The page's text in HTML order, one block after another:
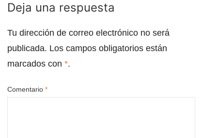
Deja una respuesta
Tu dirección de correo electrónico no será
publicada. Los campos obligatorios están
marcados con *.
Comentario *